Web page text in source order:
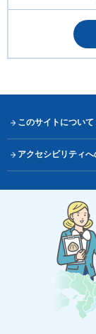
このサイトについて
アクセシビリティ